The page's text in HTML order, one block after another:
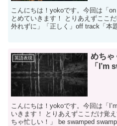
こんにちは！yokoです。今回は「
とめていきます！ とりあえずここ
外れずに」「正しく」off track「本
英語表現
めちゃ
「I’m
こんにちは！yokoです。今回は「
いきます！ とりあえずここだけ覚
ちゃ忙しい！」 be swamped swamp